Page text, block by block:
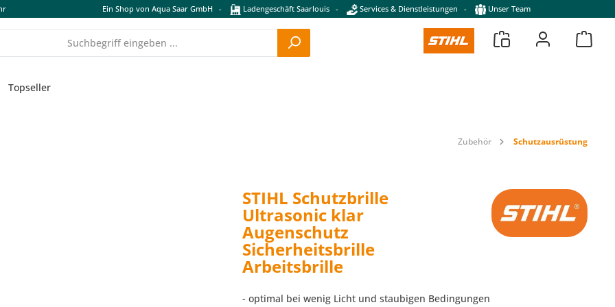
Ein Shop von Aqua Saar GmbH - Ladengeschäft Saarlouis - Services & Dienstleistungen - Unser Team
Topseller
Zubehör Schutzausrüstung
STIHL Schutzbrille
Ultrasonic klar
Augenschutz
Sicherheitsbrille
Arbeitsbrille
- optimal bei wenig Licht und staubigen Bedingungen